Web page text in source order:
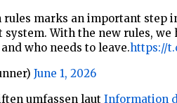
rules marks an important step
With the new rules, we
who needs to leave.https://
June 1, 2026
umfassen laut Information